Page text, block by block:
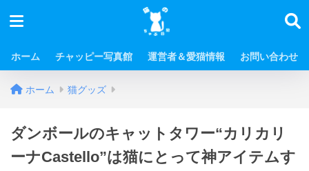
ホーム チャッピー写真館 運営者＆愛猫情報 お問い合わせ
ホーム 猫グッズ
ダンボールのキャットタワー“カリカリ
ーナCastello”は猫にとって神アイテムす